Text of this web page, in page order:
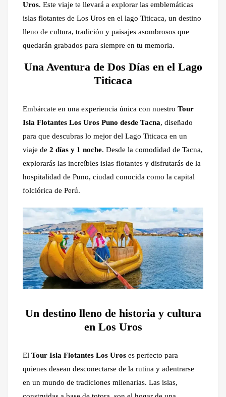
Uros. Este viaje te llevará a explorar las emblemáticas
islas flotantes de Los Uros en el lago Titicaca, un destino
lleno de cultura, tradición y paisajes asombrosos que
quedarán grabados para siempre en tu memoria.
Una Aventura de Dos Días en el Lago
Titicaca
Embárcate en una experiencia única con nuestro Tour
Isla Flotantes Los Uros Puno desde Tacna, diseñado
para que descubras lo mejor del Lago Titicaca en un
viaje de 2 días y 1 noche. Desde la comodidad de Tacna,
explorarás las increíbles islas flotantes y disfrutarás de la
hospitalidad de Puno, ciudad conocida como la capital
folclórica de Perú.
Un destino lleno de historia y cultura
en Los Uros
El Tour Isla Flotantes Los Uros es perfecto para
quienes desean desconectarse de la rutina y adentrarse
en un mundo de tradiciones milenarias. Las islas,